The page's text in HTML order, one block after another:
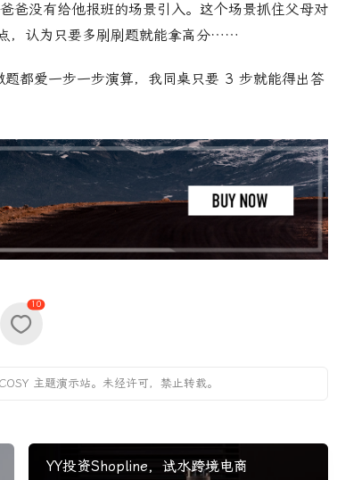
爸没有给他报班的场景引入。这个场景抓住父母对
，认为只要多刷刷题就能拿高分……
都爱一步一步演算，我同桌只要 3 步就能得出答
10
主题演示站。未经许可，禁止转载。
YY投资Shopline，试水跨境电商